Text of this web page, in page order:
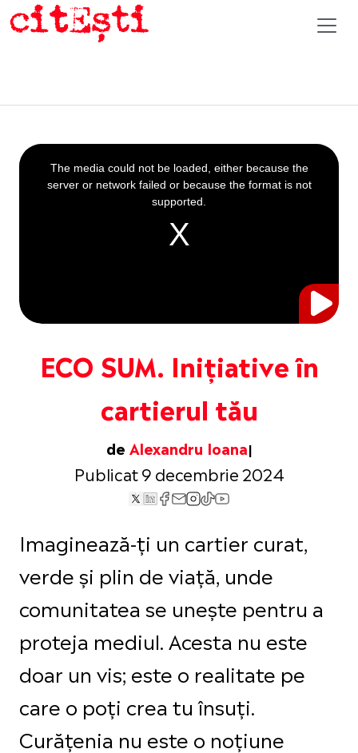
ECO SUM. Inițiative în
cartierul tău
de Alexandru Ioana
Publicat 9 decembrie 2024
This
is
a
The media could not be loaded, either because the
server or network failed or because the format is not
supported.
Imaginează-ți un cartier curat,
verde și plin de viață, unde
comunitatea se unește pentru a
proteja mediul. Acesta nu este
doar un vis; este o realitate pe
care o poți crea tu însuți.
Curățenia nu este o noțiune